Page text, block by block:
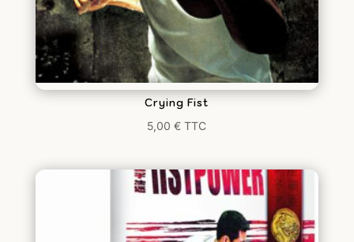
Crying Fist
5,00€ TTC